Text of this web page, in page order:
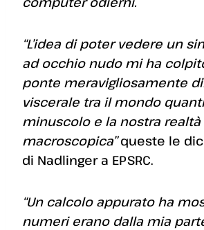
“L’idea di poter vedere un
ad occhio nudo mi ha
ponte meravigliosamente
viscerale tra il mondo
minuscolo e la nostra realtà
macroscopica”queste le
di Nadlinger a EPSRC.
“Un calcolo appurato ha
numeri erano dalla mia